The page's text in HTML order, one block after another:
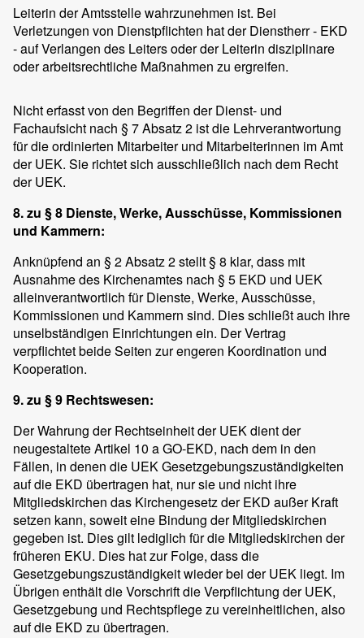
Leiterin der Amtsstelle wahrzunehmen ist. Bei
Verletzungen von Dienstpflichten hat der Dienstherr - EKD
- auf Verlangen des Leiters oder der Leiterin disziplinare
oder arbeitsrechtliche Maßnahmen zu ergreifen.
Nicht erfasst von den Begriffen der Dienst- und
Fachaufsicht nach § 7 Absatz 2 ist die Lehrverantwortung
für die ordinierten Mitarbeiter und Mitarbeiterinnen im Amt
der UEK. Sie richtet sich ausschließlich nach dem Recht
der UEK.
8. zu § 8 Dienste, Werke, Ausschüsse, Kommissionen
und Kammern:
Anknüpfend an § 2 Absatz 2 stellt § 8 klar, dass mit
Ausnahme des Kirchenamtes nach § 5 EKD und UEK
alleinverantwortlich für Dienste, Werke, Ausschüsse,
Kommissionen und Kammern sind. Dies schließt auch ihre
unselbständigen Einrichtungen ein. Der Vertrag
verpflichtet beide Seiten zur engeren Koordination und
Kooperation.
9. zu § 9 Rechtswesen:
Der Wahrung der Rechtseinheit der UEK dient der
neugestaltete Artikel 10 a GO-EKD, nach dem in den
Fällen, in denen die UEK Gesetzgebungszuständigkeiten
auf die EKD übertragen hat, nur sie und nicht ihre
Mitgliedskirchen das Kirchengesetz der EKD außer Kraft
setzen kann, soweit eine Bindung der Mitgliedskirchen
gegeben ist. Dies gilt lediglich für die Mitgliedskirchen der
früheren EKU. Dies hat zur Folge, dass die
Gesetzgebungszuständigkeit wieder bei der UEK liegt. Im
Übrigen enthält die Vorschrift die Verpflichtung der UEK,
Gesetzgebung und Rechtspflege zu vereinheitlichen, also
auf die EKD zu übertragen.